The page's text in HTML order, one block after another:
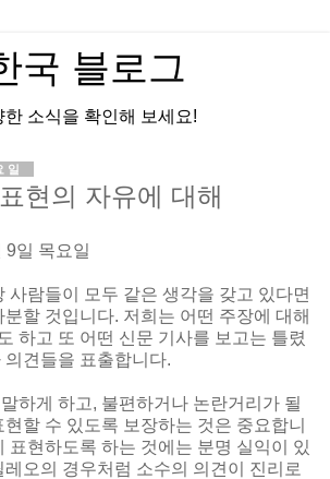
국 블로그
소식을 확인해 보세요!
현의 자유에 대해
9일 목요일
사람들이 모두 같은 생각을 갖고 있다면
할 것입니다. 저희는 어떤 주장에 대해
하고 또 어떤 신문 기사를 보고는 틀렸
견들을 표출합니다.
하게 하고, 불편하거나 논란거리가 될
할 수 있도록 보장하는 것은 중요합니
표현하도록 하는 것에는 분명 실익이 있
오의 경우처럼 소수의 의견이 진리로